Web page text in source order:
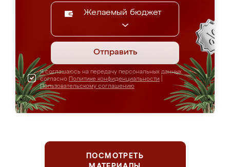
Желаемый бюджет
Отправить
Я соглашаюсь на передачу персональных данных
согласно Политике конфиденциальности
Пользовательскому соглашению
ПОСМОТРЕТЬ